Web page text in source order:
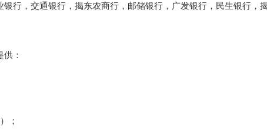
，交通银行，揭东农商行，邮储银行，广发银行，民生银行，
：
；